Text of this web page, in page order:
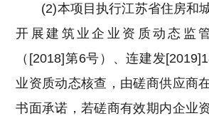
(2)本项目执行江苏省住房和
开展建筑业企业资质动态监
（[2018]第6号）、连建发
业资质动态核查，由磋商供应商
书面承诺，若磋商有效期内企业